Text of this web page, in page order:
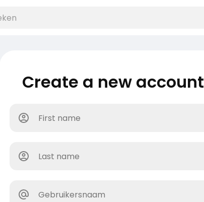
Create a new account